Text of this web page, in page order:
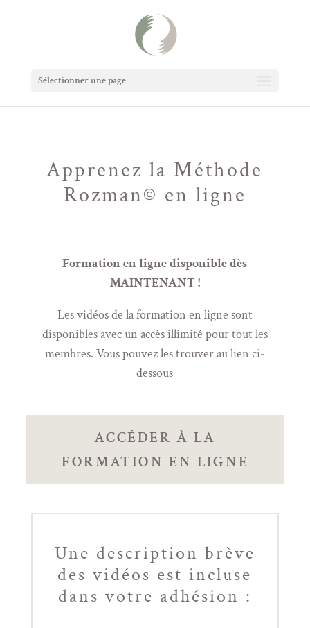
Sélectionner une page
Apprenez la Méthode
Rozman© en ligne
Formation en ligne disponible dès
MAINTENANT !
Les vidéos de la formation en ligne sont
disponibles avec un accès illimité pour tout les
membres. Vous pouvez les trouver au lien ci-
dessous
ACCÉDER À LA
FORMATION EN LIGNE
Une description brève
des vidéos est incluse
dans votre adhésion :